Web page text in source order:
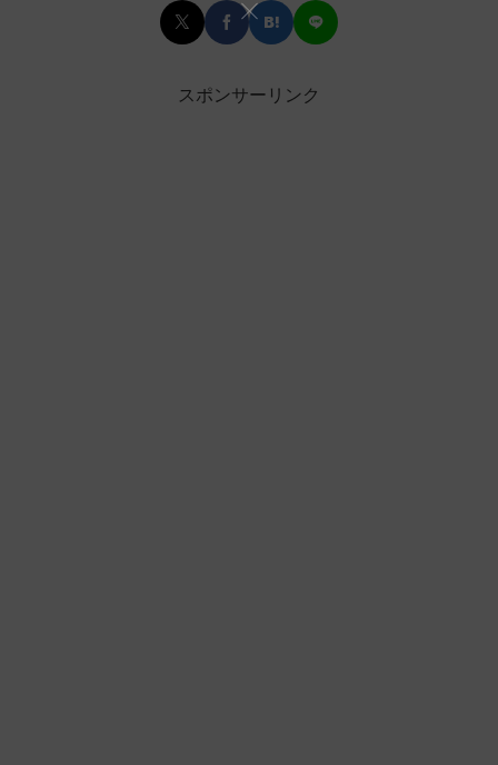
スポンサーリンク